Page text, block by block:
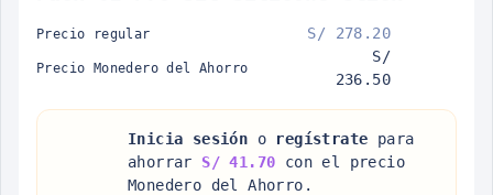
Precio regular S/ 278.20
Precio Monedero del Ahorro
S/
236.50
Inicia sesión o regístrate para
ahorrar S/ 41.70 con el precio
Monedero del Ahorro.